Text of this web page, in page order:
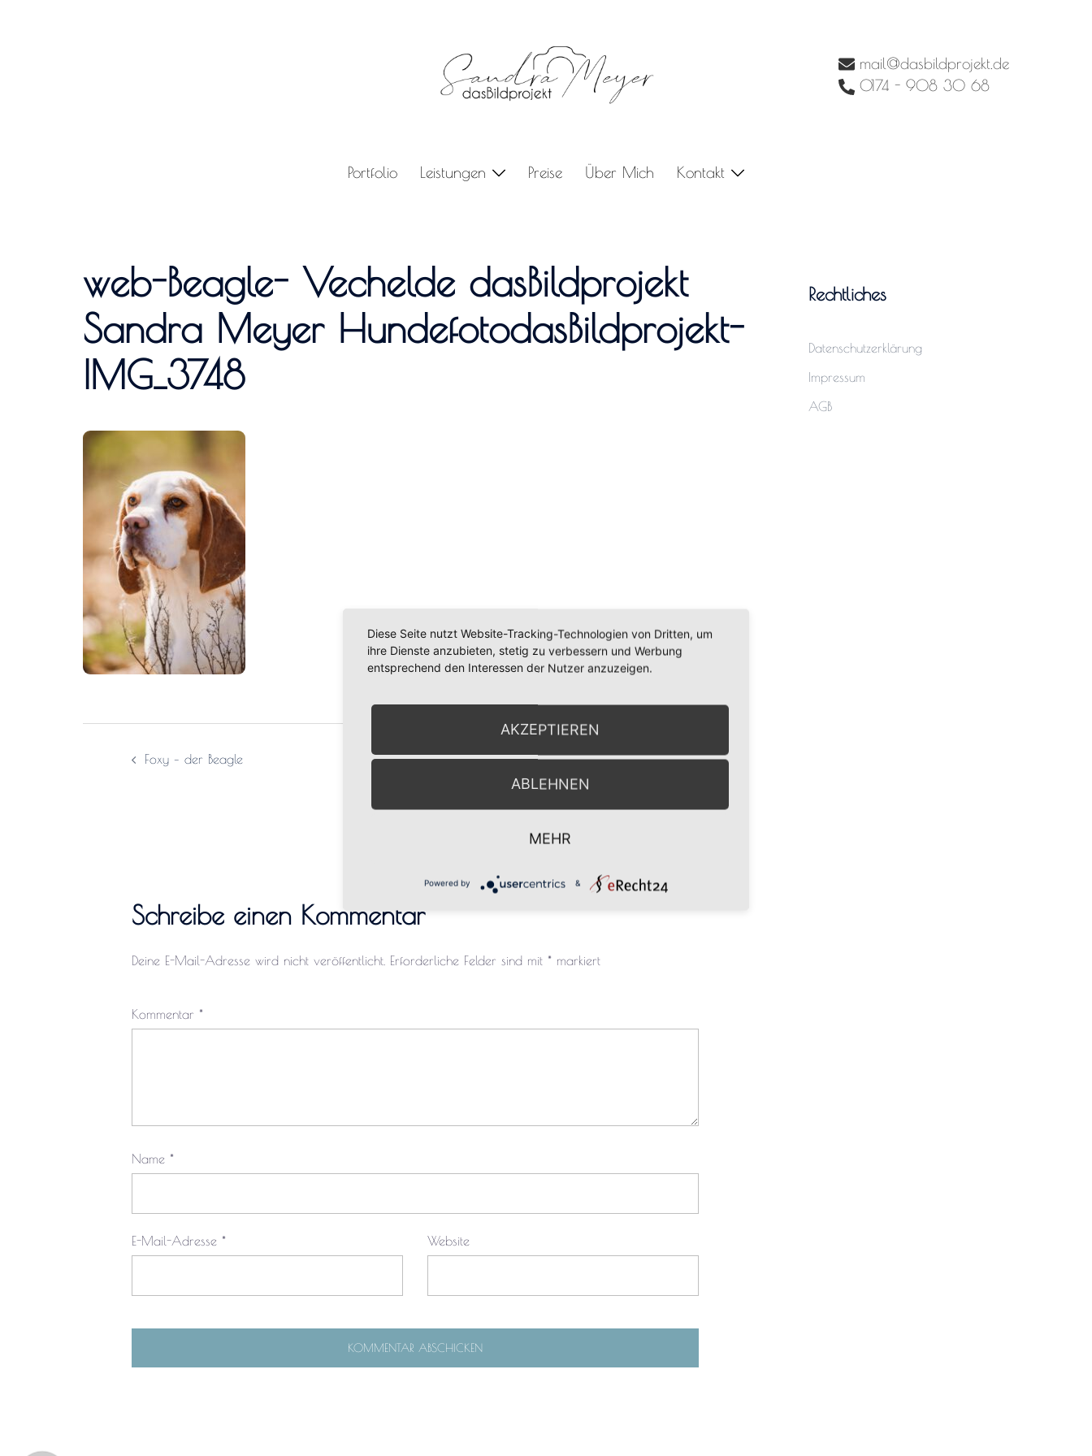
mail@dasbildprojekt.de
0174 - 908 30 68
Portfolio Leistungen Preise Über Mich Kontakt
web-Beagle- Vechelde dasBildprojekt
Sandra Meyer HundefotodasBildprojekt-
IMG_3748
Foxy – der Beagle
Schreibe einen Kommentar
Deine E-Mail-Adresse wird nicht veröffentlicht. Erforderliche Felder sind mit * markiert
Kommentar *
Name *
E-Mail-Adresse * Website
Rechtliches
Datenschutzerklärung
Impressum
AGB
Diese Seite nutzt Website-Tracking-Technologien von Dritten, um
ihre Dienste anzubieten, stetig zu verbessern und Werbung
entsprechend den Interessen der Nutzer anzuzeigen.
AKZEPTIEREN
ABLEHNEN
MEHR
Powered by &